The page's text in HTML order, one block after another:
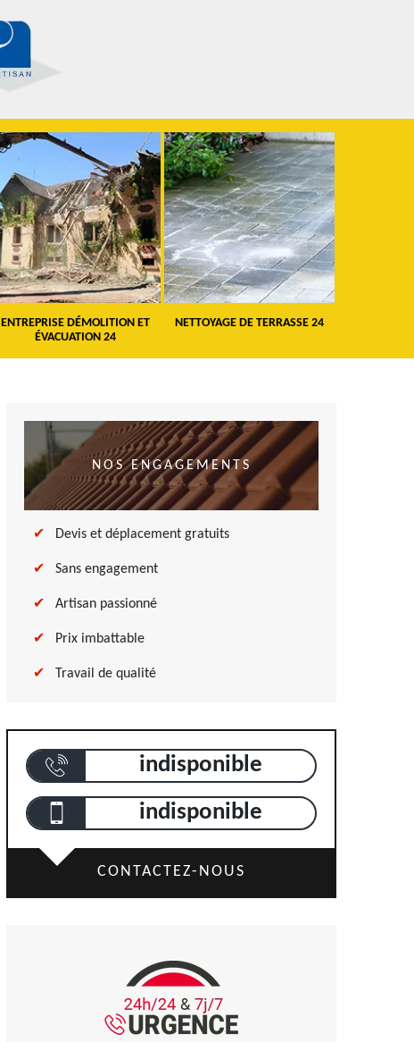
ENTREPRISE DÉMOLITION ET
ÉVACUATION 24
NETTOYAGE DE TERRASSE 24
NOS ENGAGEMENTS
Devis et déplacement gratuits
Sans engagement
Artisan passionné
Prix imbattable
Travail de qualité
indisponible
indisponible
CONTACTEZ-NOUS